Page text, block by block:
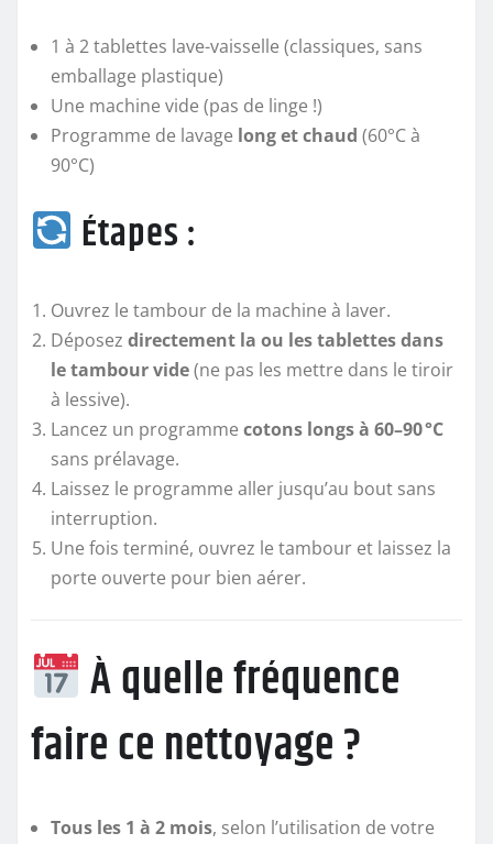
1 à 2 tablettes lave-vaisselle (classiques, sans
emballage plastique)
Une machine vide (pas de linge !)
Programme de lavage long et chaud (60°C à
90°C)
Étapes :
Ouvrez le tambour de la machine à laver.
Déposez directement la ou les tablettes dans
le tambour vide(ne pas les mettre dans le tiroir
à lessive).
Lancez un programme cotons longs à 60–90 °C
sans prélavage.
Laissez le programme aller jusqu’au bout sans
interruption.
Une fois terminé, ouvrez le tambour et laissez la
porte ouverte pour bien aérer.
À quelle fréquence
faire ce nettoyage ?
Tous les 1 à 2 mois, selon l’utilisation de votre